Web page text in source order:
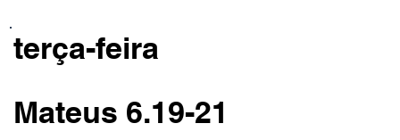
terça-feira
Mateus 6.19-21